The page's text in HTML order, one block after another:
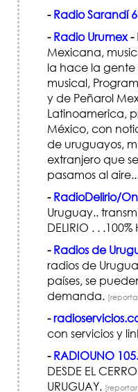
- Radio Sarandí
- Radio Urumex-
Mexicana,
la hace la
musical,
y de Peñarol
Latinoamerica,
México, con
de uruguayos,
extranjero que
pasamos al
- RadioDelirio/
Uruguay..
DELIRIO . . .100%
- Radios de
radios de
países, se
demanda.
-
con servicios y
- RADIOUNO
DESDE EL
URUGUAY.